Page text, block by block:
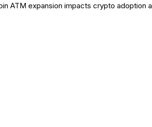
ATM expansion impacts crypto adoption